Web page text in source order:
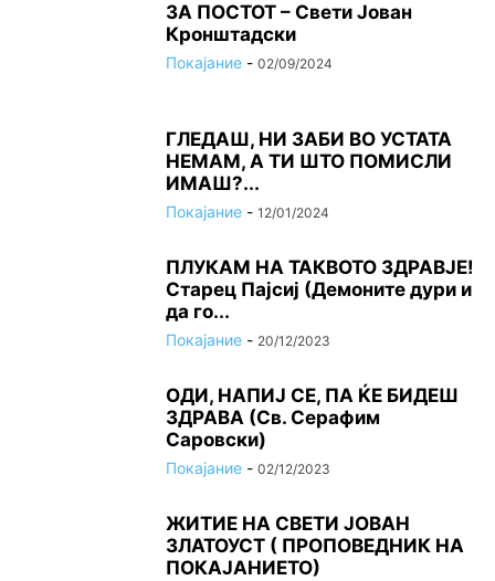
ЗА ПОСТОТ – Свети Јован
Кронштадски
Покајание - 02/09/2024
ГЛЕДАШ, НИ ЗАБИ ВО УСТАТА
НЕМАМ, А ТИ ШТО ПОМИСЛИ
ИМАШ?...
Покајание - 12/01/2024
ПЛУКАМ НА ТАКВОТО ЗДРАВЈЕ!
Старец Пајсиј (Демоните дури и
да го...
Покајание - 20/12/2023
ОДИ, НАПИЈ СЕ, ПА ЌЕ БИДЕШ
ЗДРАВА (Св. Серафим
Саровски)
Покајание - 02/12/2023
ЖИТИЕ НА СВЕТИ ЈОВАН
ЗЛАТОУСТ ( ПРОПОВЕДНИК НА
ПОКАЈАНИЕТО)